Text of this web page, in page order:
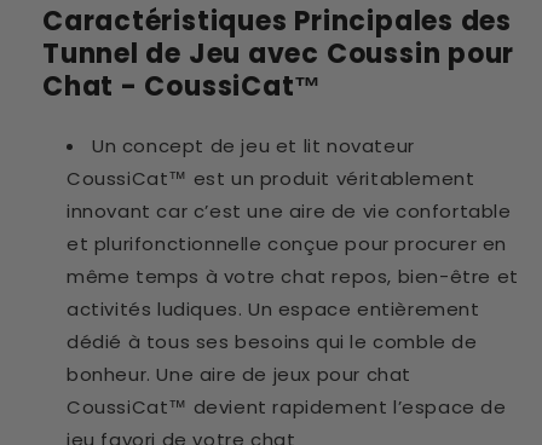
Caractéristiques Principales des
Tunnel de Jeu avec Coussin pour
Chat - CoussiCat™
Un concept de jeu et lit novateur
CoussiCat™ est un produit véritablement
innovant car c’est une aire de vie confortable
et plurifonctionnelle conçue pour procurer en
même temps à votre chat repos, bien-être et
activités ludiques. Un espace entièrement
dédié à tous ses besoins qui le comble de
bonheur. Une aire de jeux pour chat
CoussiCat™ devient rapidement l’espace de
jeu favori de votre chat